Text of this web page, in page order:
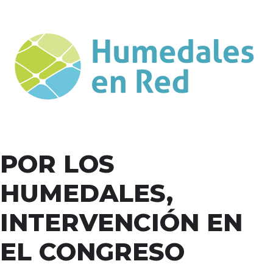
POR LOS
HUMEDALES,
INTERVENCIÓN EN
EL CONGRESO